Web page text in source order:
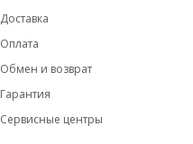
Доставка
Оплата
Обмен и возврат
Гарантия
Сервисные центры